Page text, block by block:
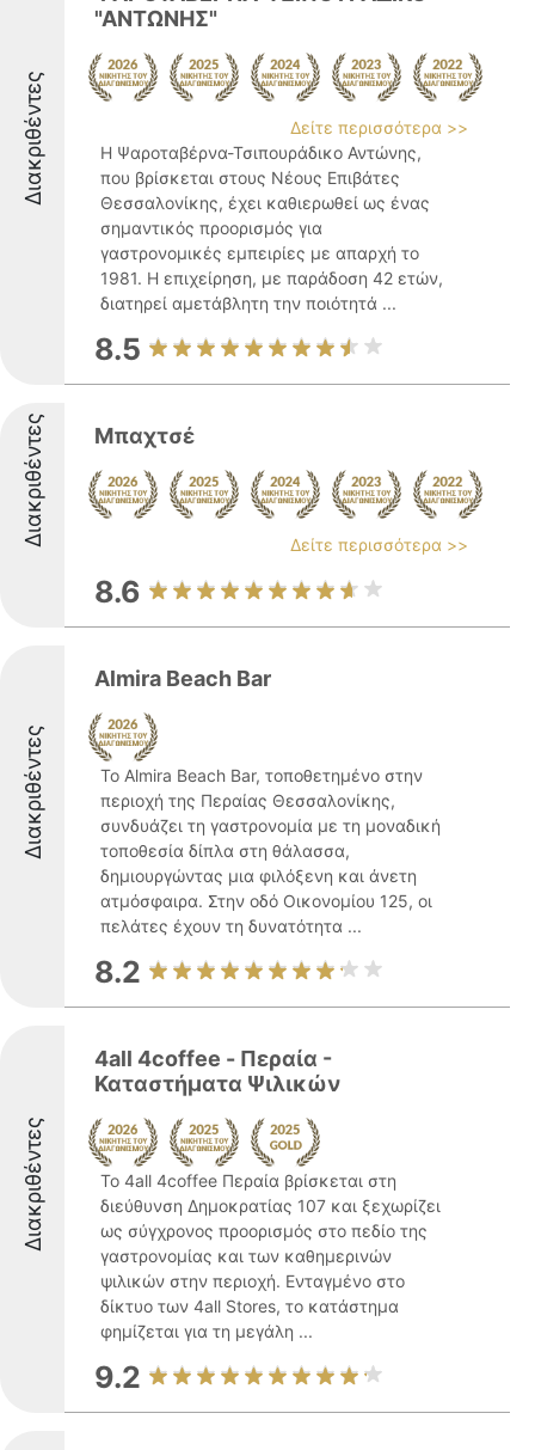
Διακριθέντες
"ΑΝΤΩΝΗΣ"
Δείτε περισσότερα >>
Η Ψαροταβέρνα-Τσιπουράδικο Αντώνης,
που βρίσκεται στους Νέους Επιβάτες
Θεσσαλονίκης, έχει καθιερωθεί ως ένας
σημαντικός προορισμός για
γαστρονομικές εμπειρίες με απαρχή το
1981. Η επιχείρηση, με παράδοση 42 ετών,
διατηρεί αμετάβλητη την ποιότητά ...
8.5
Διακριθέντες Μπαχτσέ
Δείτε περισσότερα >>
8.6
Διακριθέντες
Almira Beach Bar
Το Almira Beach Bar, τοποθετημένο στην
περιοχή της Περαίας Θεσσαλονίκης,
συνδυάζει τη γαστρονομία με τη μοναδική
τοποθεσία δίπλα στη θάλασσα,
δημιουργώντας μια φιλόξενη και άνετη
ατμόσφαιρα. Στην οδό Οικονομίου 125, οι
πελάτες έχουν τη δυνατότητα ...
8.2
Διακριθέντες
4all 4coffee - Περαία -
Καταστήματα Ψιλικών
Το 4all 4coffee Περαία βρίσκεται στη
διεύθυνση Δημοκρατίας 107 και ξεχωρίζει
ως σύγχρονος προορισμός στο πεδίο της
γαστρονομίας και των καθημερινών
ψιλικών στην περιοχή. Ενταγμένο στο
δίκτυο των 4all Stores, το κατάστημα
φημίζεται για τη μεγάλη ...
9.2